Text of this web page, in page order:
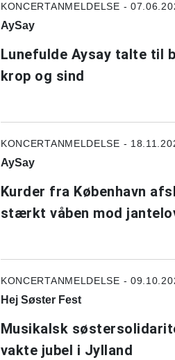
KONCERTANMELDELSE -
AySay
Lunefulde Aysay talte til
krop og sind
KONCERTANMELDELSE -
AySay
Kurder fra København
stærkt våben mod
KONCERTANMELDELSE -
Hej Søster Fest
Musikalsk
vakte jubel i Jylland